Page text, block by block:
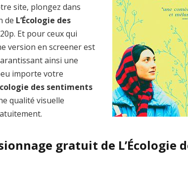
site, plongez dans
de L’Écologie des
Et pour ceux qui
version en screener est
ainsi une
importe votre
des sentiments
qualité visuelle
gratuit de L’Écologie